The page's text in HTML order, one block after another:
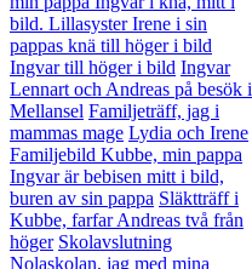
bild. Lillasyster Irene i sin
pappas knä till höger i bild
Ingvar till höger i bild Ingvar
Lennart och Andreas på besök i
Mellansel Familjeträff, jag i
mammas mage Lydia och Irene
Familjebild Kubbe, min pappa
Ingvar är bebisen mitt i bild,
buren av sin pappa Släktträff i
Kubbe, farfar Andreas två från
höger Skolavslutning
Nolaskolan, jag med mina